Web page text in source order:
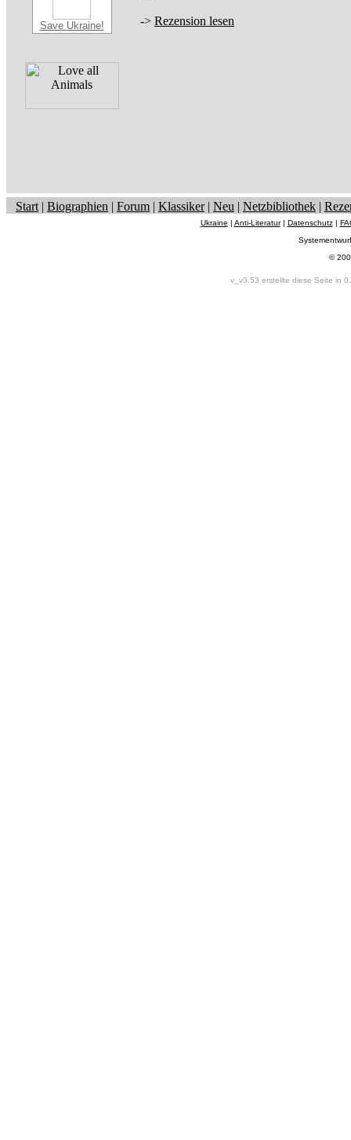
Save Ukraine! -> Rezension lesen
Start | Biographien | Forum | Klassiker| Neu | Netzbibliothek |
Ukraine | Anti-Literatur| Datenschutz|
©
v_v3.53 erstellte diese Seite in